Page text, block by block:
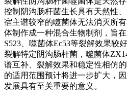
控制阴沟肠杆菌生长具有天然性
宿主谱较窄的噬菌体无法消灭所
体制作成一种混合生物制剂，旨
S523、噬菌体Ec53等裂解效果较
裂解特定阴沟肠杆菌，噬菌体
谱互补、裂解效果和稳定性相仿
的适用范围预计将进一步扩大，
发展具有至关重要的意义。